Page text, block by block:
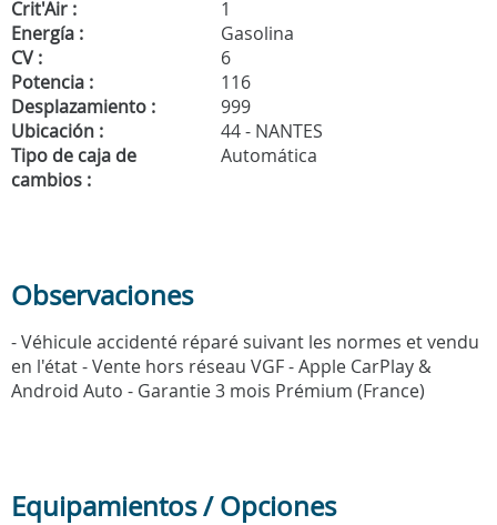
Crit'Air :
1
Energía :
Gasolina
CV :
6
Potencia :
116
Desplazamiento :
999
Ubicación :
44 - NANTES
Tipo de caja de
cambios :
Automática
Observaciones
- Véhicule accidenté réparé suivant les normes et vendu
en l'état - Vente hors réseau VGF - Apple CarPlay &
Android Auto - Garantie 3 mois Prémium (France)
Equipamientos / Opciones